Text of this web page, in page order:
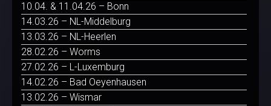
10.04. & 11.04.26 – Bonn
14.03.26 – NL-Middelburg
13.03.26 – NL-Heerlen
28.02.26 – Worms
27.02.26 – L-Luxemburg
14.02.26 – Bad Oeyenhausen
13.02.26 – Wismar